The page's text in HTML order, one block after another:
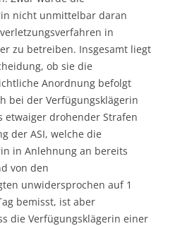
nicht unmittelbar daran
in
zu betreiben. Insgesamt liegt
ob sie die
Anordnung befolgt
bei der Verfügungsklägerin
etwaiger drohender Strafen
der ASI, welche die
in Anlehnung an bereits
von den
unwidersprochen auf 1
bemisst, ist aber
die Verfügungsklägerin einer